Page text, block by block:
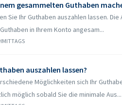
gesammelten Guthaben
Sie Ihr Guthaben auszahlen lassen.
in Ihrem Konto angesam...
auszahlen lassen?
Möglichkeiten sich Ihr
möglich sobald Sie die minimale Aus...